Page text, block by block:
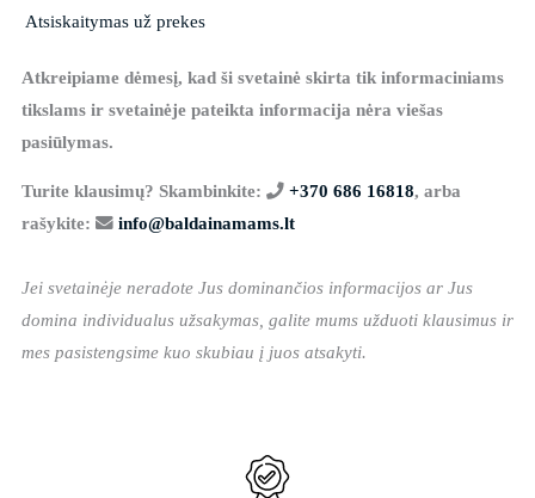
Atsiskaitymas už prekes
Atkreipiame dėmesį, kad ši svetainė skirta tik informaciniams
tikslams ir svetainėje pateikta informacija nėra viešas
pasiūlymas.
Turite klausimų? Skambinkite: +370 686 16818, arba
rašykite:
info@baldainamams.lt
Jei svetainėje neradote Jus dominančios informacijos ar Jus
domina individualus užsakymas, galite mums užduoti klausimus ir
mes pasistengsime kuo skubiau į juos atsakyti.